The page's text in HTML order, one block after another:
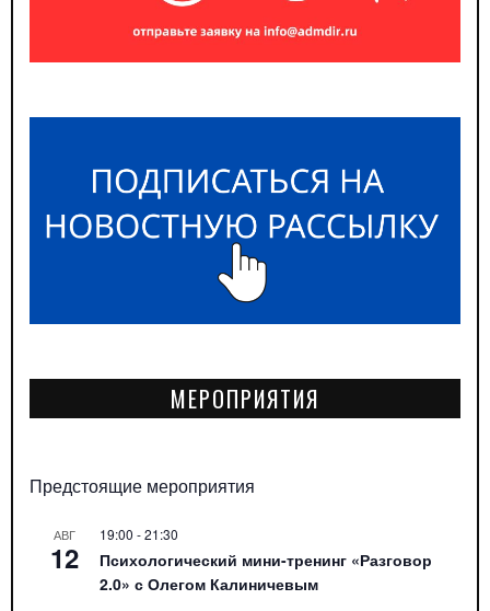
МЕРОПРИЯТИЯ
Предстоящие мероприятия
АВГ
12
19:00 -21:30
Психологический мини-тренинг «Разговор
2.0» с Олегом Калиничевым